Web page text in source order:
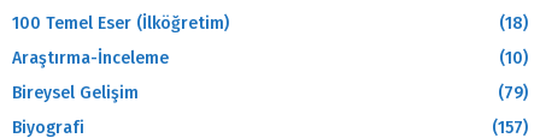
100 Temel Eser (İlköğretim)
(18)
Araştırma-İnceleme
(10)
Bireysel Gelişim
(79)
Biyografi
(157)